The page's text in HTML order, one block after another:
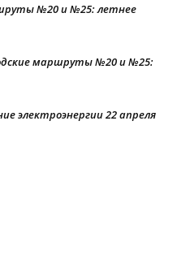
№20 и №25: летнее
маршруты №20 и №25:
электроэнергии 22 апреля